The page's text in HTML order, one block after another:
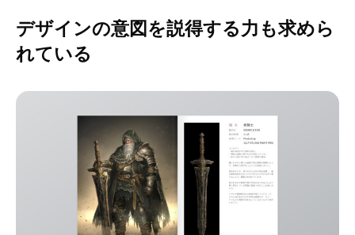
デザインの意図を説得する力も求めら
れている